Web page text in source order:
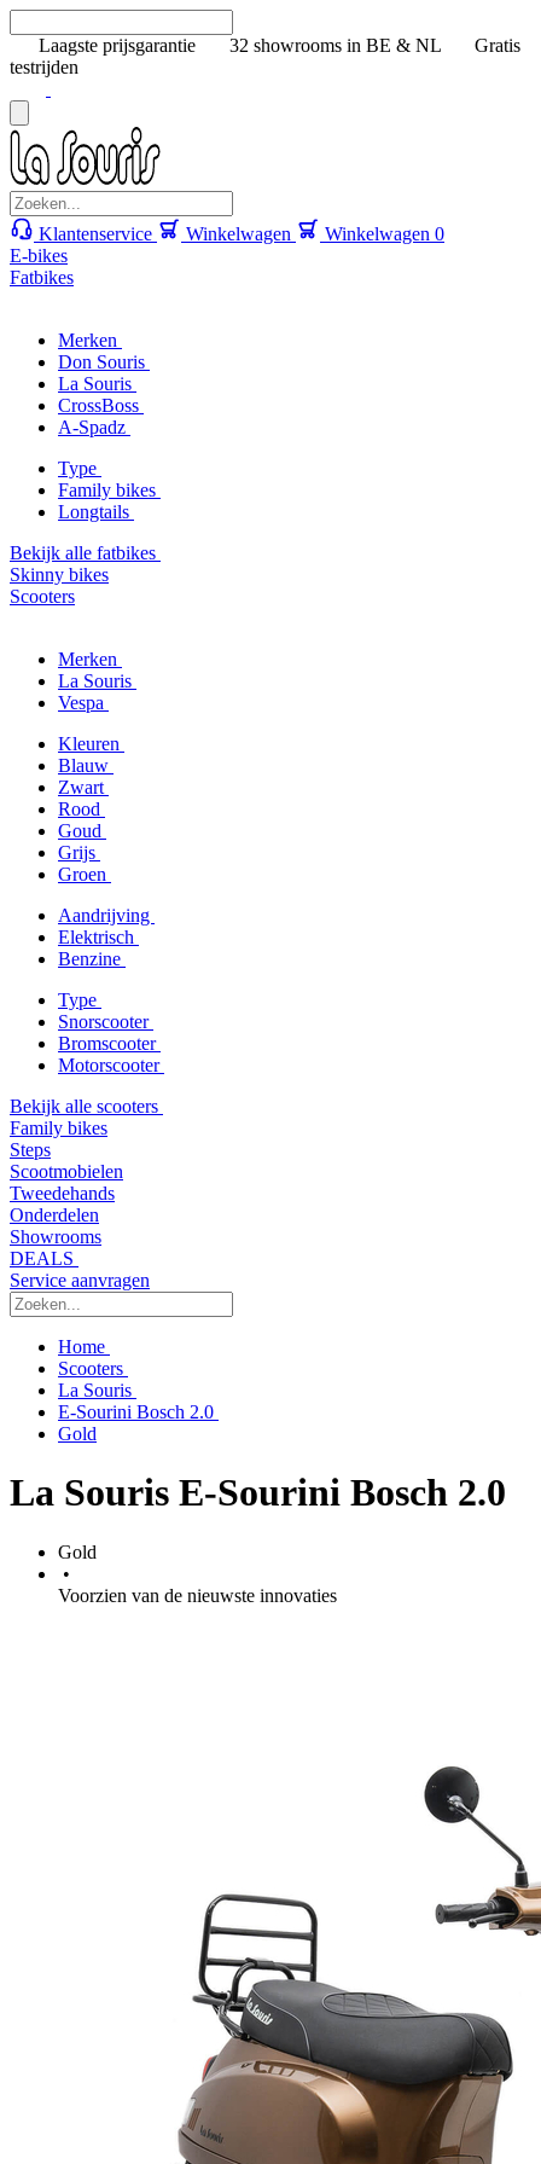
Laagste prijsgarantie 32 showrooms in BE & NL
Gratis
testrijden
Klantenservice Winkelwagen Winkelwagen 0
E-bikes
Fatbikes
Merken
Don Souris
La Souris
CrossBoss
A-Spadz
Type
Family bikes
Longtails
Bekijk alle fatbikes
Skinny bikes
Scooters
Merken
La Souris
Vespa
Kleuren
Blauw
Zwart
Rood
Goud
Grijs
Groen
Aandrijving
Elektrisch
Benzine
Type
Snorscooter
Bromscooter
Motorscooter
Bekijk alle scooters
Family bikes
Steps
Scootmobielen
Tweedehands
Onderdelen
Showrooms
DEALS
Service aanvragen
Home
Scooters
La Souris
E-Sourini Bosch 2.0
Gold
La Souris E-Sourini Bosch 2.0
Gold
•
Voorzien van de nieuwste innovaties